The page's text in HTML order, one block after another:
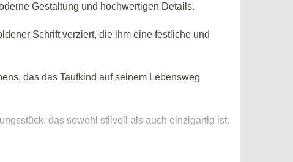
Gestaltung und hochwertigen Details.
Schrift verziert, die ihm eine festliche und
das das Taufkind auf seinem Lebensweg
das sowohl stilvoll als auch einzigartig ist.
eine wunderschöne Weise unterstreicht.